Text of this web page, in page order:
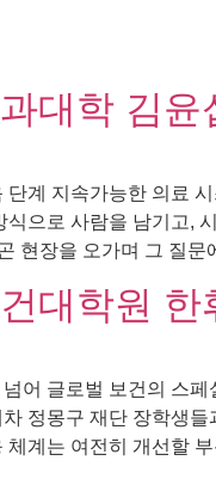
대학 김윤
단계 지속가능한 의료
식으로 사람을 남기고,
현장을 오가며 그 질
대학원 한
어 글로벌 보건의 스
정몽구 재단 장학생
체계는 여전히 개선할